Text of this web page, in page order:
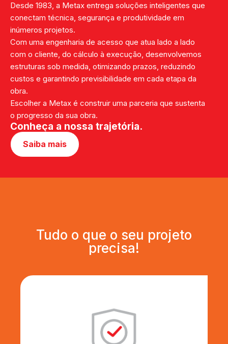
Desde 1983, a Metax entrega soluções inteligentes que
conectam técnica, segurança e produtividade em
inúmeros projetos.
Com uma engenharia de acesso que atua lado a lado
com o cliente, do cálculo à execução, desenvolvemos
estruturas sob medida, otimizando prazos, reduzindo
custos e garantindo previsibilidade em cada etapa da
obra.
Escolher a Metax é construir uma parceria que sustenta
o progresso da sua obra.
Conheça a nossa trajetória.
Saiba mais
Tudo o que o seu projeto
precisa!
SEGURANÇA